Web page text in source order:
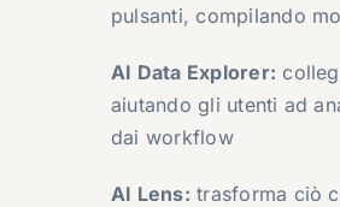
pulsanti, compilando
AI Data Explorer:
aiutando gli utenti ad
dai workflow
AI Lens: trasforma ciò